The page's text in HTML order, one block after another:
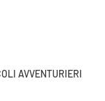
AVVENTURIERI